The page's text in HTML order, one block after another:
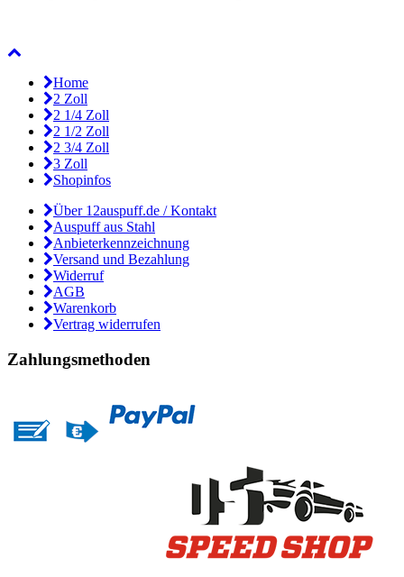
Home
2 Zoll
2 1/4 Zoll
2 1/2 Zoll
2 3/4 Zoll
3 Zoll
Shopinfos
Über 12auspuff.de / Kontakt
Auspuff aus Stahl
Anbieterkennzeichnung
Versand und Bezahlung
Widerruf
AGB
Warenkorb
Vertrag widerrufen
Zahlungsmethoden